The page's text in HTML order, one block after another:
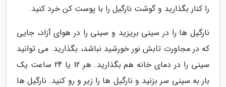
را کنار بگذارید و گوشت نارگیل را با پوست کن خرد کنید.
نارگیل ها را در سینی بریزید و سینی را در هوای آزاد، جایی
که در مجاورت تابش نور خورشید نباشد، بگذارید. می توانید
سینی را در دمای خانه هم بگذارید. هر 12 یا 24 ساعت یک
بار به سینی سر بزنید و نارگیل ها را زیر و رو کنید. نارگیل ها